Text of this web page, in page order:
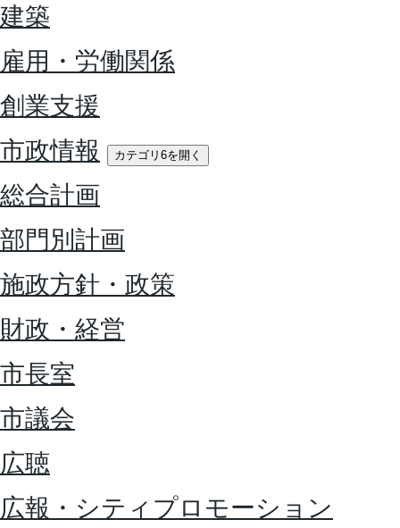
建築
雇用・労働関係
創業支援
市政情報
カテゴリ6を開く
総合計画
部門別計画
施政方針・政策
財政・経営
市長室
市議会
広聴
広報・シティプロモーション